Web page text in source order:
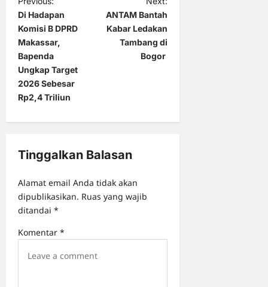
o
s
t
n
a
g
t
i
n
Di Hadapan
Komisi B DPRD
Makassar,
Bapenda
Ungkap Target
2026 Sebesar
Rp2,4 Triliun
ANTAM Bantah
Kabar Ledakan
Tambang di
Bogor
Tinggalkan Balasan
Alamat email Anda tidak akan
dipublikasikan. Ruas yang wajib
ditandai *
Komentar *